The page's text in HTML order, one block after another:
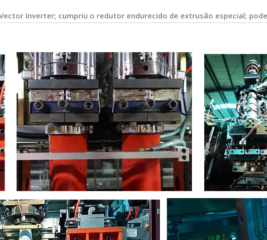
Inverter; cumpriu o redutor endurecido de extrusão especial;